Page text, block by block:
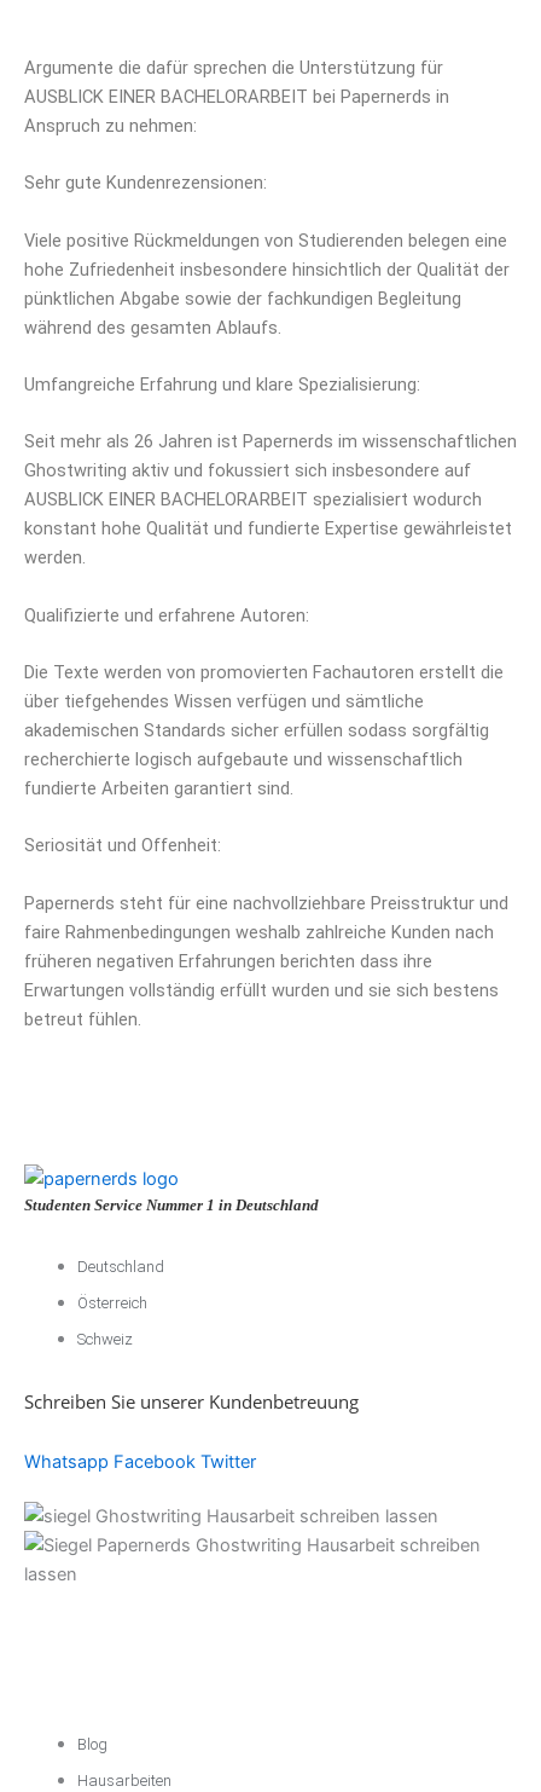
Argumente die dafür sprechen die Unterstützung für
AUSBLICK EINER BACHELORARBEIT bei Papernerds in
Anspruch zu nehmen:
Sehr gute Kundenrezensionen:
Viele positive Rückmeldungen von Studierenden belegen eine
hohe Zufriedenheit insbesondere hinsichtlich der Qualität der
pünktlichen Abgabe sowie der fachkundigen Begleitung
während des gesamten Ablaufs.
Umfangreiche Erfahrung und klare Spezialisierung:
Seit mehr als 26 Jahren ist Papernerds im wissenschaftlichen
Ghostwriting aktiv und fokussiert sich insbesondere auf
AUSBLICK EINER BACHELORARBEIT spezialisiert wodurch
konstant hohe Qualität und fundierte Expertise gewährleistet
werden.
Qualifizierte und erfahrene Autoren:
Die Texte werden von promovierten Fachautoren erstellt die
über tiefgehendes Wissen verfügen und sämtliche
akademischen Standards sicher erfüllen sodass sorgfältig
recherchierte logisch aufgebaute und wissenschaftlich
fundierte Arbeiten garantiert sind.
Seriosität und Offenheit:
Papernerds steht für eine nachvollziehbare Preisstruktur und
faire Rahmenbedingungen weshalb zahlreiche Kunden nach
früheren negativen Erfahrungen berichten dass ihre
Erwartungen vollständig erfüllt wurden und sie sich bestens
betreut fühlen.
Studenten Service Nummer 1 in Deutschland
Deutschland
Österreich
Schweiz
Schreiben Sie unserer Kundenbetreuung
Whatsapp Facebook Twitter
Blog
Hausarbeiten